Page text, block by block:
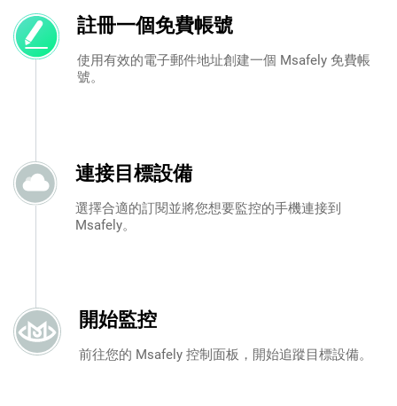
註冊一個免費帳號
使用有效的電子郵件地址創建一個 Msafely 免費帳
號。
連接目標設備
選擇合適的訂閱並將您想要監控的手機連接到
Msafely。
開始監控
前往您的 Msafely 控制面板，開始追蹤目標設備。